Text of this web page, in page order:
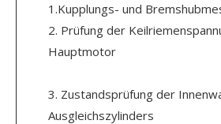
1.Kupplungs- und
2. Prüfung der
Hauptmotor
3. Zustandsprüfung der
Ausgleichszylinders